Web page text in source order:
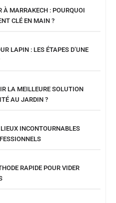
À MARRAKECH : POURQUOI
CLÉ EN MAIN ?
LAPIN : LES ÉTAPES D’UNE
LA MEILLEURE SOLUTION
AU JARDIN ?
INCONTOURNABLES
RAPIDE POUR VIDER